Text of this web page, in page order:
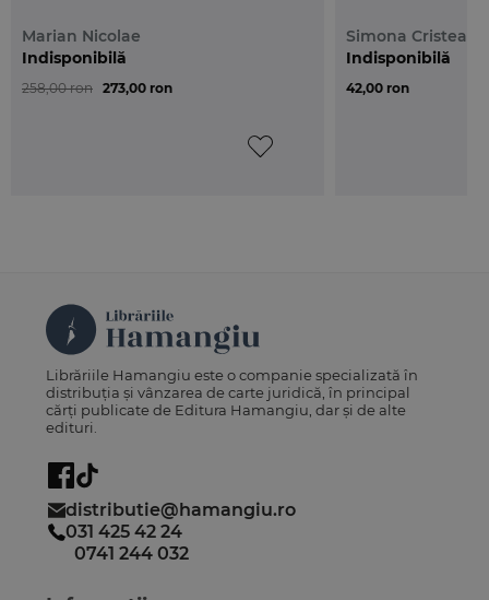
Marian Nicolae
258,00 ron 273,00 ron
Indisponibilă
Simona Cristea
42,00 ron
Indisponibilă
Librăriile Hamangiu este o companie specializată în
distribuția și vânzarea de carte juridică, în principal
cărți publicate de Editura Hamangiu, dar și de alte
edituri.
distributie@hamangiu.ro
031 425 42 24
0741 244 032